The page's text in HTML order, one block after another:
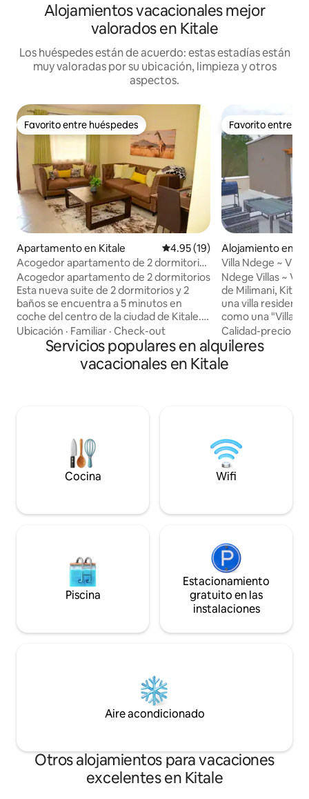
Alojamientos vacacionales mejor
valorados en Kitale
Los huéspedes están de acuerdo: estas estadías están
muy valoradas por su ubicación, limpieza y otros
aspectos.
Favorito entre huéspedes
Favorito entre huéspedes
Apartamento en Kitale Calificación promedio: 4.95 de
4.95 (19)
Acogedor apartamento de 2 dormitorios
totalmente amueblado en Kitale @360
Luxury
Acogedor apartamento de 2 dormitorios
Esta nueva suite de 2 dormitorios y 2
baños se encuentra a 5 minutos en
coche del centro de la ciudad de Kitale.
Muy privado y muy cerca de una gran
variedad de restaurantes y del club de
golf Kitale. Cuando estés listo para
descansar y relajarte, sal a los dos
exteriores en las zonas comunes/plaza
de aparcamiento privada. Servicios de
lavandería ofrecidos/servicio de comidas
Ubicación · Familiar · Check-out
Favorito entre
Favorito entre
Alojamiento en
Villa Ndege ~
la ciudad
Ndege Villas ~
de Milimani, Kitale, Kenia.
una villa
como una "Villa
Disposición y Estética. Las
clave incluyen: Cocina abierta
totalmente
climatizada,
con circuito
calefacción solar
con baño privado.
Calidad-precio
Servicios populares en alquileres
vacacionales en Kitale
Cocina Wifi
Piscina
Estacionamiento
gratuito en las
instalaciones
Aire acondicionado
Otros alojamientos para vacaciones
excelentes en Kitale